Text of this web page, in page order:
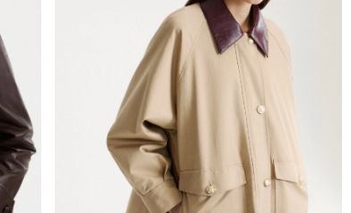
46
48
50
Tabela rozmiarów